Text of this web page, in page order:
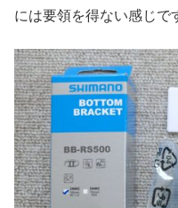
には要領を得ない感じで